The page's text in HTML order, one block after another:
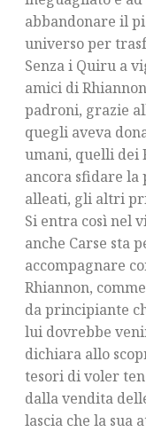
abbandonare il
universo per
Senza i Quiru a
amici di
padroni, grazie
quegli aveva
umani, quelli dei
ancora sfidare la
alleati, gli altri
Si entra così nel
anche Carse sta
accompagnare
Rhiannon,
da principiante
lui dovrebbe
dichiara allo
tesori di voler
dalla vendita
lascia che la sua